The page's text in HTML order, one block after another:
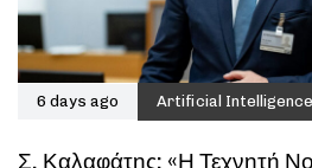
6 days ago Artificial
Σ. Καλαφάτης: «Η Τεχνητή